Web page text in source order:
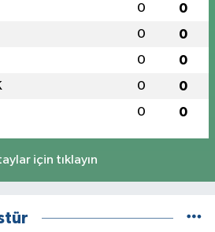
0 0
0 0
0 0
0 0
0 0
için tıklayın